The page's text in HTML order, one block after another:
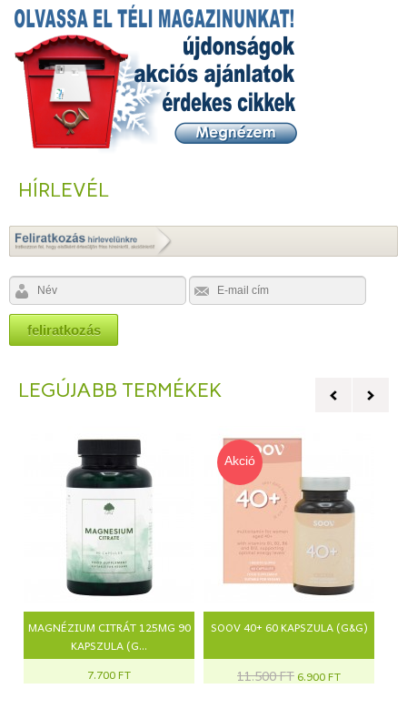
HÍRLEVÉL
LEGÚJABB TERMÉKEK
MAGNÉZIUM CITRÁT 125MG 90
KAPSZULA (G...
7.700 FT
Akció
SOOV 40+ 60 KAPSZULA (G&G)
11.500 FT 6.900 FT